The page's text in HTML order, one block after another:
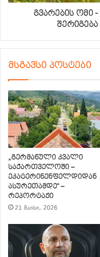
გვარების ომი
მსგავსი პოსტები
„გერმანული კვალი
საქართველოში –
ეკატერინენფელდიდან
ასურეთამდე“ –
რეპორტაჟი
21 მაისი, 2026